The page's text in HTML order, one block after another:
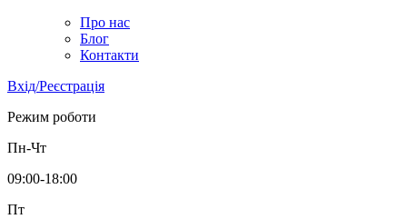
Про нас
Блог
Контакти
Вхід/Реєстрація
Режим роботи
Пн-Чт
09:00-18:00
Пт